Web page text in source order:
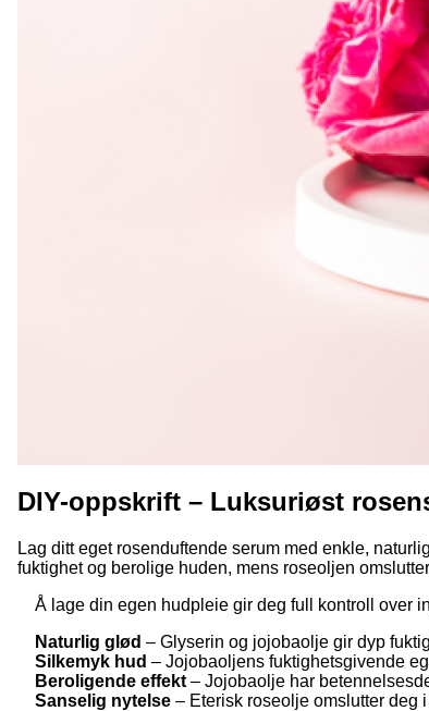
DIY-oppskrift – Luksuriøst
Lag ditt eget rosenduftende serum med enkle,
fuktighet og berolige huden, mens roseoljen
Å lage din egen hudpleie gir deg full kontroll over
Naturlig glød – Glyserin og jojobaolje gir dyp
Silkemyk hud – Jojobaoljens fuktighetsgivende
Beroligende effekt – Jojobaolje har
Sanselig nytelse – Eterisk roseolje omslutter deg